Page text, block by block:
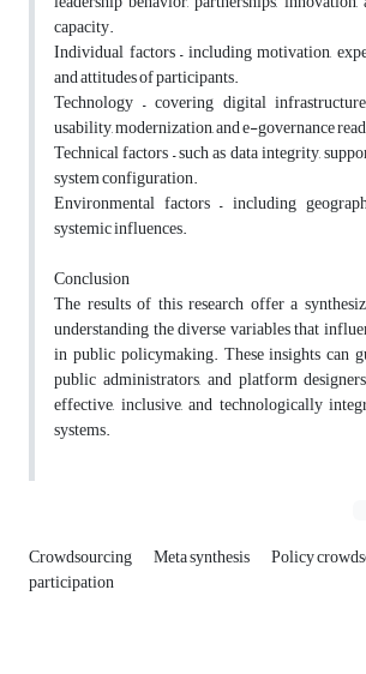
capacity.
Individual factors – including motivation,
and attitudes of participants.
Technology – covering digital
usability, modernization, and e-governance
Technical factors – such as data integrity,
system configuration.
Environmental factors – including
systemic influences.
Conclusion
The results of this research offer a
understanding the diverse variables that
in public policymaking. These insights can
public administrators, and platform
effective, inclusive, and technologically
systems.
Crowdsourcing Meta synthesis Policy
participation